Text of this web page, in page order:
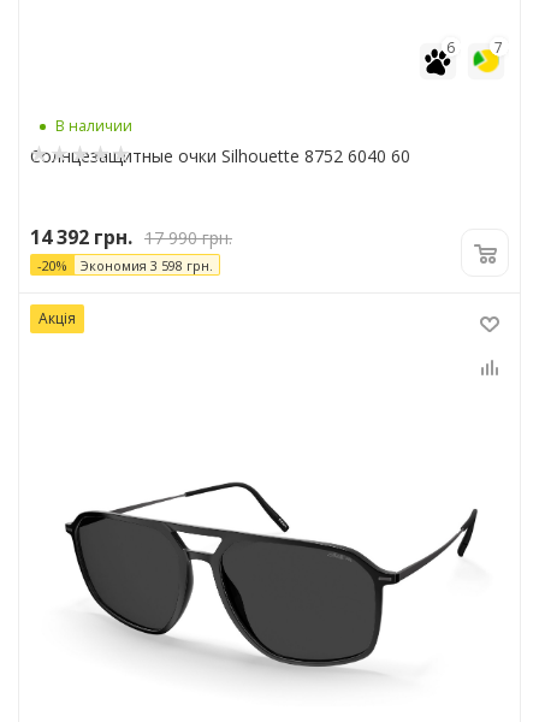
7
6
В наличии
Солнцезащитные очки Silhouette 8752 6040 60
14 392 грн. 17 990грн.
-20% Экономия 3 598 грн.
Акція